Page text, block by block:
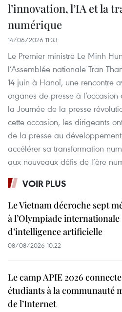
l’innovation, l’IA et la
numérique
14/06/2026 11:33
Le Premier ministre Le Minh
l’Assemblée nationale Tran
14 juin à Hanoï, une rencontre
organes de presse à l’occasion
la Journée de la presse
cette occasion, les dirigeants
de la presse au
accélérer sa transformation
aux nouveaux défis de l’ère
VOIR PLUS
Le Vietnam décroche sept
à l’Olympiade internationale
d’intelligence artificielle
08/08/2026 10:22
Le camp APIE 2026
étudiants à la communauté
de l’Internet